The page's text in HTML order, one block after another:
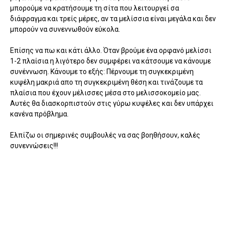
μπορούμε να κρατήσουμε τη σίτα που λειτουργεί σα
διάφραγμα και τρείς μέρες, αν τα μελίσσια είναι μεγάλα και δεν
μπορούν να συνεννωθούν εύκολα.
Επίσης να πω και κάτι άλλο. Όταν βρούμε ένα ορφανό μελίσσι
1-2 πλαίσια η λιγότερο δεν συμφέρει να κάτσουμε να κάνουμε
συνέννωση. Κάνουμε το εξής: Πέρνουμε τη συγκεκριμένη
κυψέλη μακριά απο τη συγκεκριμένη θέση και τινάζουμε τα
πλαίσια που έχουν μέλισσες μέσα στο μελισσοκομείο μας.
Αυτές θα διασκορπιστούν στις γύρω κυψέλες και δεν υπάρχει
κανένα πρόβλημα.
Ελπίζω οι σημερινές συμβουλές να σας βοηθήσουν, καλές
συνεννώσεις!!!